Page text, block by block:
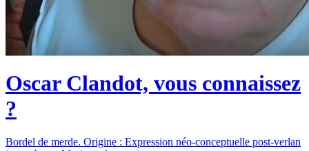
Oscar Clandot, vous connaissez
?
Bordel de merde. Origine : Expression néo-conceptuelle post-verlan